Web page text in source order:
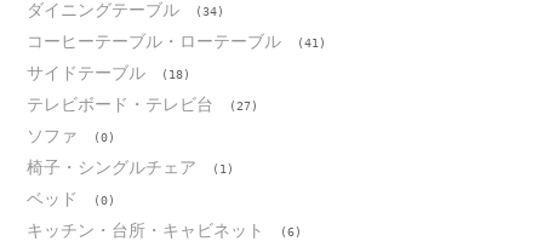
ダイニングテーブル (34)
コーヒーテーブル・ローテーブル (41)
サイドテーブル (18)
テレビボード・テレビ台 (27)
ソファ (0)
椅子・シングルチェア (1)
ベッド (0)
キッチン・台所・キャビネット (6)